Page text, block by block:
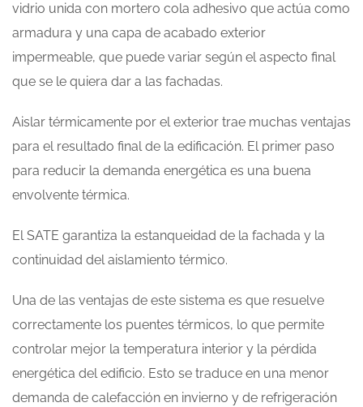
vidrio unida con mortero cola adhesivo que actúa como
armadura y una capa de acabado exterior
impermeable, que puede variar según el aspecto final
que se le quiera dar a las fachadas.
Aislar térmicamente por el exterior trae muchas ventajas
para el resultado final de la edificación. El primer paso
para reducir la demanda energética es una buena
envolvente térmica.
El SATE garantiza la estanqueidad de la fachada y la
continuidad del aislamiento térmico.
Una de las ventajas de este sistema es que resuelve
correctamente los puentes térmicos, lo que permite
controlar mejor la temperatura interior y la pérdida
energética del edificio. Esto se traduce en una menor
demanda de calefacción en invierno y de refrigeración